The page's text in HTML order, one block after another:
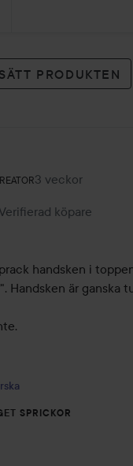
PRODUKTEN
roll: Lyko Creator.
3 veckor
Inlägget
köpare
handsken i
Handsken är ganska
SPRICKOR